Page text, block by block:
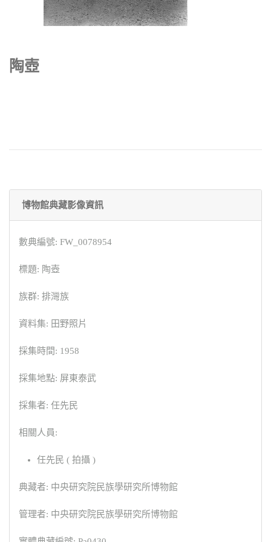
陶壺
博物館典藏影像資訊
數典編號: FW_0078954
標題: 陶壺
族群: 排灣族
資料集: 田野照片
採集時間: 1958
採集地點: 屏東泰武
採集者: 任先民
相關人員:
任先民 ( 拍攝 )
典藏者: 中央研究院民族學研究所博物館
管理者: 中央研究院民族學研究所博物館